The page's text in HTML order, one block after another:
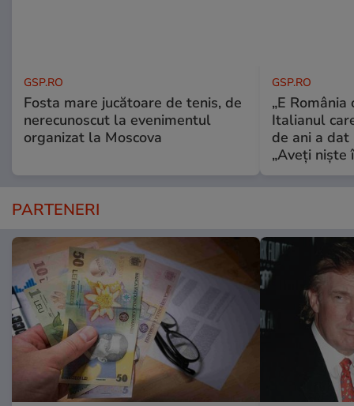
GSP.RO
Fosta mare jucătoare de tenis, de
nerecunoscut la evenimentul
organizat la Moscova
GSP.RO
„E
Italianul
de ani a
„Aveți niște
PARTENERI